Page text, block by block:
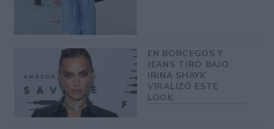
EN BORCEGOS Y
JEANS TIRO BAJO
IRINA SHAYK
VIRALIZÓ ESTE
LOOK